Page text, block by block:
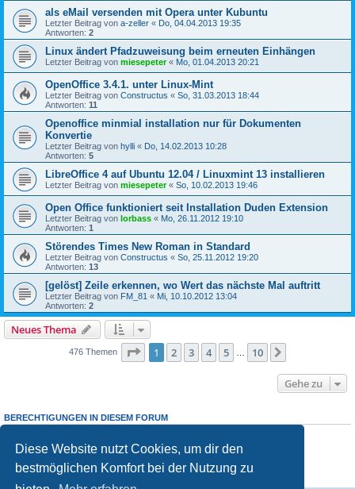
Diese Website nutzt Cookies, um dir den
bestmöglichen Komfort bei der Nutzung zu
als eMail versenden mit Opera unter Kubuntu
Letzter Beitrag von a-zeller « Do, 04.04.2013 19:35
Antworten: 2
Linux ändert Pfadzuweisung beim erneuten Einhängen
Letzter Beitrag von miesepeter« Mo, 01.04.2013 20:21
OpenOffice 3.4.1. unter Linux-Mint
Letzter Beitrag von Constructus « So, 31.03.2013 18:44
Antworten: 11
Openoffice minmial installation nur für Dokumenten
Konvertie
Letzter Beitrag von hylli « Do, 14.02.2013 10:28
Antworten: 5
LibreOffice 4 auf Ubuntu 12.04 / Linuxmint 13 installieren
Letzter Beitrag von miesepeter« So, 10.02.2013 19:46
Open Office funktioniert seit Installation Duden Extension
Letzter Beitrag von lorbass « Mo, 26.11.2012 19:10
Antworten: 1
Störendes Times New Roman in Standard
Letzter Beitrag von Constructus « So, 25.11.2012 19:20
Antworten: 13
[gelöst] Zeile erkennen, wo Wert das nächste Mal auftritt
Letzter Beitrag von FM_81 « Mi, 10.10.2012 13:04
Antworten: 2
Neues Thema
476 Themen Seite 1von 10
1 2 3 4 5 10
Gehe zu
BERECHTIGUNGEN IN DIESEM FORUM
Dudarfst
Antworten zu Themen in diesem Forum erstellen.
Du darfst deine Beiträge in diesem Forumnichtändern.
Du darfst deine Beiträge in diesem Forum nicht löschen.
keine